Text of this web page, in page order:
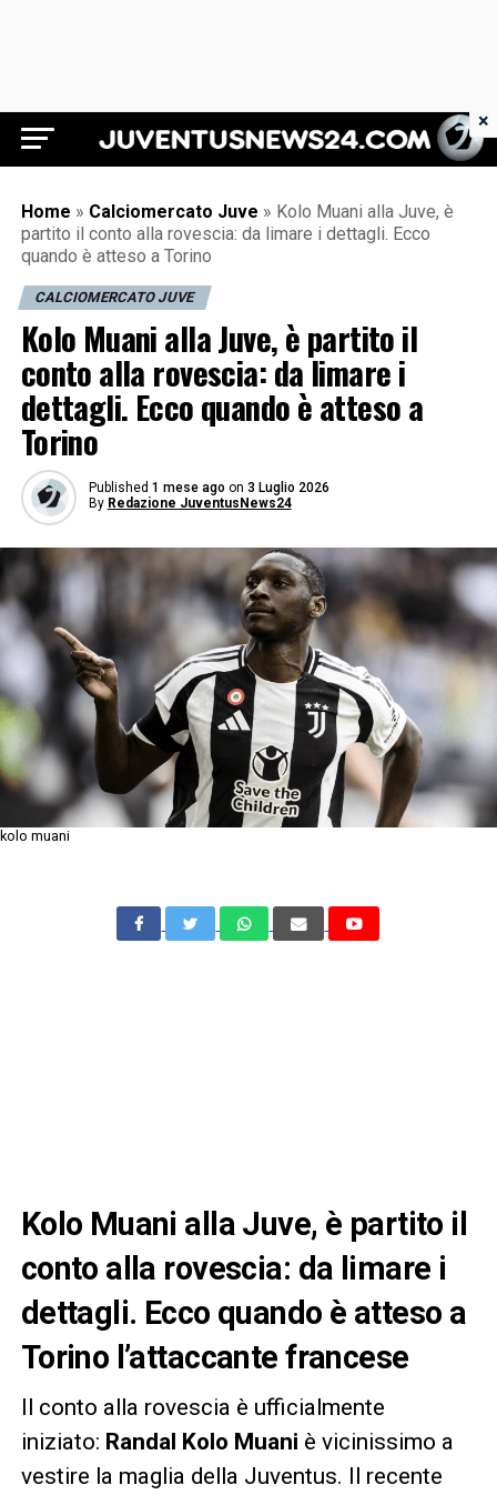
Juventus News 24
Home » Calciomercato Juve » Kolo Muani alla Juve, è
partito il conto alla rovescia: da limare i dettagli. Ecco
quando è atteso a Torino
CALCIOMERCATO JUVE
Kolo Muani alla Juve, è partito il
conto alla rovescia: da limare i
dettagli. Ecco quando è atteso a
Torino
Published 1 mese ago on 3 Luglio 2026
By Redazione JuventusNews24
kolo muani
Kolo Muani alla Juve, è partito il
conto alla rovescia: da limare i
dettagli. Ecco quando è atteso a
Torino l’attaccante francese
Il conto alla rovescia è ufficialmente
iniziato: Randal Kolo Muani è vicinissimo a
vestire la maglia della Juventus. Il recente
×